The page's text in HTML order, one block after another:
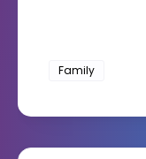
Family